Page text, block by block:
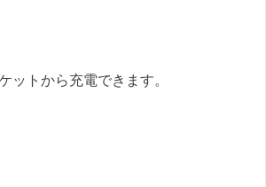
ットから充電できます。